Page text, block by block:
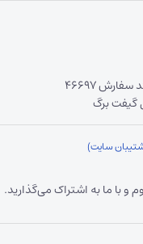
۴۶۶۹۷
گیفت برگ
و با ما به اشتراک می‌گذارید.